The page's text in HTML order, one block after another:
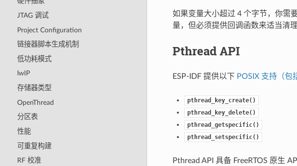
JTAG 调试
Project Configuration
链接器脚本生成机制
低功耗模式
lwIP
存储器类型
OpenThread
分区表
性能
可重复构建
RF 校准
如果变量大小超过 4 个字节，你需
量，但必须提供回调函数来适当清理
Pthread API
ESP-IDF 提供以下 POSIX 支持（包
pthread_key_create()
pthread_key_delete()
pthread_getspecific()
pthread_setspecific()
Pthread API 具备 FreeRTOS 原生